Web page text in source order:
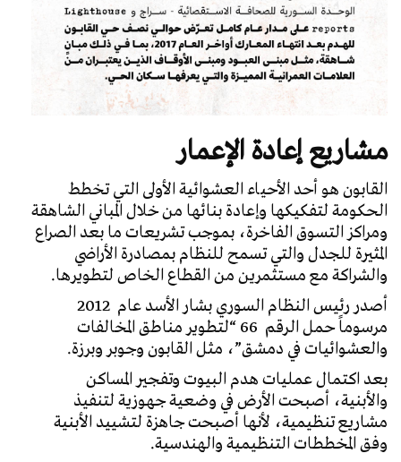
مشاريع إعادة الإعمار
القابون هو أحد الأحياء العشوائية الأولى التي تخطط
الحكومة لتفكيكها وإعادة بنائها من خلال المباني الشاهقة
ومراكز التسوق الفاخرة، بموجب تشريعات ما بعد الصراع
المثيرة للجدل والتي تسمح للنظام بمصادرة الأراضي
والشراكة مع مستثمرين من القطاع الخاص لتطويرها.
أصدر رئيس النظام السوري بشار الأسد عام 2012
مرسوماً حمل الرقم 66 “لتطوير مناطق المخالفات
والعشوائيات في دمشق”، مثل القابون وجوبر وبرزة.
بعد اكتمال عمليات هدم البيوت وتفجير المساكن
والأبنية، أصبحت الأرض في وضعية جهوزية لتنفيذ
مشاريع تنظيمية، لأنها أصبحت جاهزة لتشييد الأبنية
وفق المخططات التنظيمية والهندسية.